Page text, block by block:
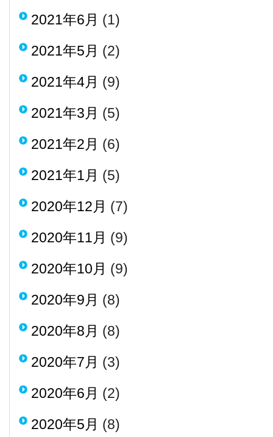
2021年6月 (1)
2021年5月 (2)
2021年4月 (9)
2021年3月 (5)
2021年2月 (6)
2021年1月 (5)
2020年12月 (7)
2020年11月 (9)
2020年10月 (9)
2020年9月 (8)
2020年8月 (8)
2020年7月 (3)
2020年6月 (2)
2020年5月 (8)